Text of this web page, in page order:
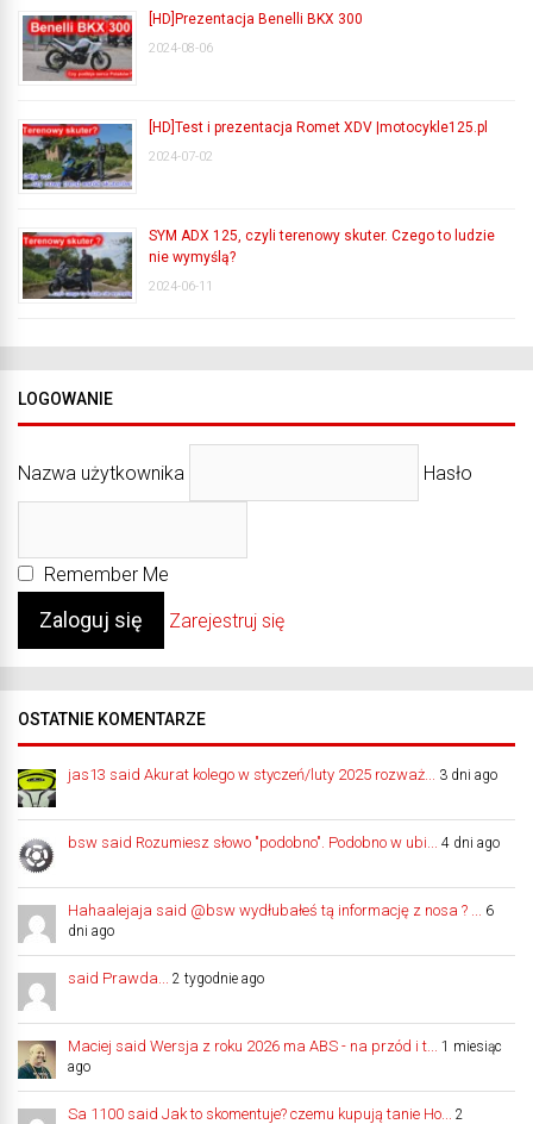
[HD]Prezentacja Benelli BKX 300
2024-08-06
[HD]Test i prezentacja Romet XDV |motocykle125.pl
2024-07-02
SYM ADX 125, czyli terenowy skuter. Czego to ludzie
nie wymyślą?
2024-06-11
LOGOWANIE
Nazwa użytkownika Hasło
Remember Me
Zarejestruj się
OSTATNIE KOMENTARZE
jas13 said Akurat kolego w styczeń/luty 2025 rozważ... 3 dni ago
bsw said Rozumiesz słowo "podobno". Podobno w ubi... 4 dni ago
Hahaalejaja said @bsw wydłubałeś tą informację z nosa ? ...
6
dni ago
said Prawda... 2 tygodnie ago
Maciej said Wersja z roku 2026 ma ABS - na przód i t...
1 miesiąc
ago
Sa 1100 said Jak to skomentuje? czemu kupują tanie Ho...
2